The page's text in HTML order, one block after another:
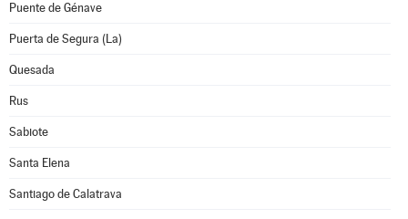
Puente de Génave
Puerta de Segura (La)
Quesada
Rus
Sabiote
Santa Elena
Santiago de Calatrava